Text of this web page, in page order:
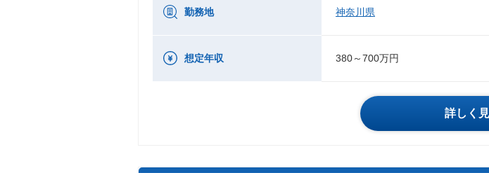
勤務地 神奈川県
想定年収 380～700万円
詳しく